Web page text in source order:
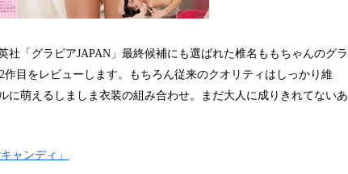
社「グラビアJAPAN」最終候補にも選ばれた椎名ももちゃんのグラ
目をレビューします。もちろん従来のクオリティはしっかり維
に萌えるしましま衣装の組み合わせ。まだ大人に成りきれてないあ
ャンディ」